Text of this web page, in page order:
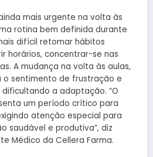
mais urgente na volta às
rotina bem definida durante
difícil retomar hábitos
horários, concentrar-se nas
A mudança na volta às aulas,
o sentimento de frustração e
a adaptação. “O
um período crítico para
atenção especial para
saudável e produtiva”, diz
Médico da Cellera Farma.